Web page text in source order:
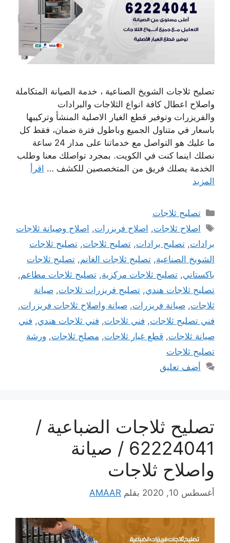
تصليح ثلاجات الشويخ الصناعية ، خدمة الصيانة المتكاملة
واصلاح اعطال كافة انواع الثلاجات والبرادات
والفريزرات وتوفير قطع الغيار الاصلية المنشأ وتركيبها
باسعار في متناول الجميع وباطول فترة ضمان، فقط كل
ما عليك هو التواصل مع خدماتنا على مدار 24 ساعة
نصلك اينما كنت في الكويت. بمجرد تواصلك معنا وطلب
الخدمة يصلك فريق من المتخصصين للكشف … اقرأ
المزيد
التصنيفات
تصليح ثلاجات
الوسوم
اصلاح ثلاجات, اصلاح فريزرات, اصلاح وصيانة ثلاجات
برادات, تصليح برادات, تصليح ثلاجات, تصليح ثلاجات
الشويخ الصناعية, تصليح ثلاجات الغانم, تصليح ثلاجات
باكستاني, تصليح ثلاجات مركزية, تصليح ثلاجات مطاعم,
تصليح ثلاجات هندي, تصليح فريزرات ثلاجات, صيانة
ثلاجات, صيانة فريزرات, صيانة واصلاح ثلاجات فريزرات,
فني تصليح ثلاجات, فني ثلاجات, فني ثلاجات هندي, فني
صيانة ثلاجات, قطع غيار ثلاجات, مصلح ثلاجات, ورشة
تصليح ثلاجات
أضف تعليق
تصليح ثلاجات الضباعية /
62224041 / صيانة
واصلاح ثلاجات
أغسطس 10, 2020 بقلم AMAAR